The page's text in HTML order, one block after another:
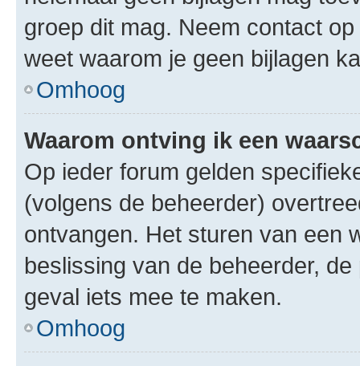
groep dit mag. Neem contact
weet waarom je geen bijlagen
Omhoog
Waarom ontving ik een
Op ieder forum gelden
(volgens de beheerder)
ontvangen. Het sturen van een
beslissing van de beheerder,
geval iets mee te maken.
Omhoog